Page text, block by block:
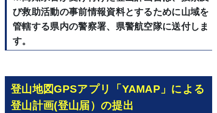
び救助活動の事前情報資料とするために山域を
管轄する県内の警察署、県警航空隊に送付しま
す。
登山地図GPSアプリ「YAMAP」による
登山計画(登山届）の提出